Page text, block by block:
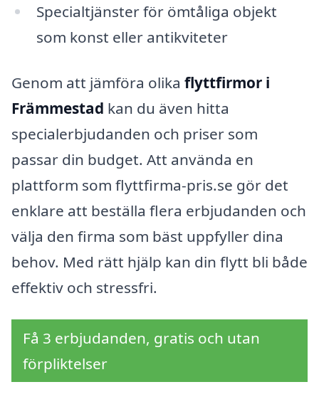
Specialtjänster för ömtåliga objekt
som konst eller antikviteter
Genom att jämföra olika flyttfirmor i
Främmestad kan du även hitta
specialerbjudanden och priser som
passar din budget. Att använda en
plattform som flyttfirma-pris.se gör det
enklare att beställa flera erbjudanden och
välja den firma som bäst uppfyller dina
behov. Med rätt hjälp kan din flytt bli både
effektiv och stressfri.
Få 3 erbjudanden, gratis och utan
förpliktelser